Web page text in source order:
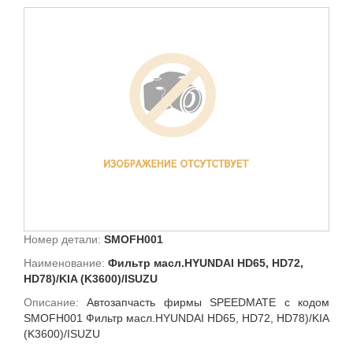
Номер детали: SMOFH001
Наименование: Фильтр масл.HYUNDAI HD65, HD72,
HD78)/KIA (K3600)/ISUZU
Описание:Автозапчасть фирмы SPEEDMATE с кодом
SMOFH001 Фильтр масл.HYUNDAI HD65, HD72, HD78)/KIA
(K3600)/ISUZU